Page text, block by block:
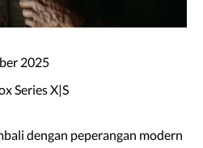
2025
Series X|S
dengan peperangan modern